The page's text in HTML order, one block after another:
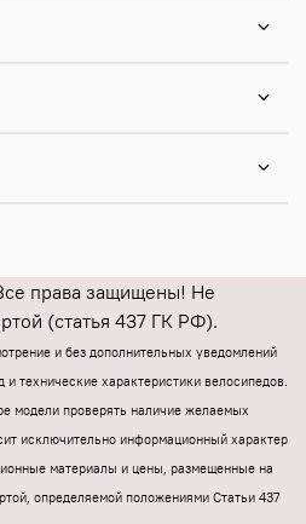
права защищены! Не
(статья 437 ГК РФ).
и без дополнительных уведомлений
технические характеристики велосипедов.
модели проверять наличие желаемых
исключительно информационный характер
материалы и цены, размещенные на
определяемой положениями Статьи 437